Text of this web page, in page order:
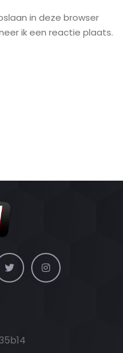
in deze browser
ik een reactie plaats.